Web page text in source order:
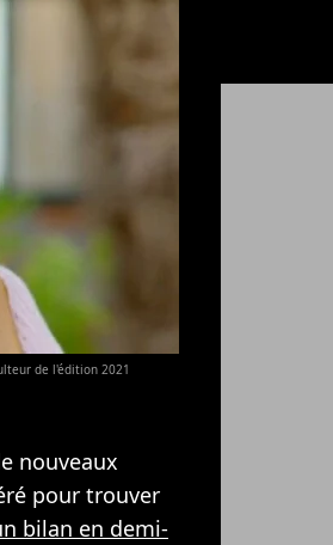
de l'édition 2021
nouveaux
pour trouver
bilan en demi-